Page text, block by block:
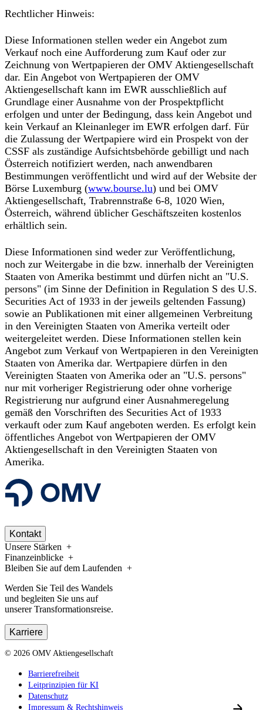
Rechtlicher Hinweis:
Diese Informationen stellen weder ein Angebot zum
Verkauf noch eine Aufforderung zum Kauf oder zur
Zeichnung von Wertpapieren der OMV Aktiengesellschaft
dar. Ein Angebot von Wertpapieren der OMV
Aktiengesellschaft kann im EWR ausschließlich auf
Grundlage einer Ausnahme von der Prospektpflicht
erfolgen und unter der Bedingung, dass kein Angebot und
kein Verkauf an Kleinanleger im EWR erfolgen darf. Für
die Zulassung der Wertpapiere wird ein Prospekt von der
CSSF als zuständige Aufsichtsbehörde gebilligt und nach
Österreich notifiziert werden, nach anwendbaren
Bestimmungen veröffentlicht und wird auf der Website der
Börse Luxemburg (www.bourse.lu) und bei OMV
Aktiengesellschaft, Trabrennstraße 6-8, 1020 Wien,
Österreich, während üblicher Geschäftszeiten kostenlos
erhältlich sein.
Diese Informationen sind weder zur Veröffentlichung,
noch zur Weitergabe in die bzw. innerhalb der Vereinigten
Staaten von Amerika bestimmt und dürfen nicht an "U.S.
persons" (im Sinne der Definition in Regulation S des U.S.
Securities Act of 1933 in der jeweils geltenden Fassung)
sowie an Publikationen mit einer allgemeinen Verbreitung
in den Vereinigten Staaten von Amerika verteilt oder
weitergeleitet werden. Diese Informationen stellen kein
Angebot zum Verkauf von Wertpapieren in den Vereinigten
Staaten von Amerika dar. Wertpapiere dürfen in den
Vereinigten Staaten von Amerika oder an "U.S. persons"
nur mit vorheriger Registrierung oder ohne vorherige
Registrierung nur aufgrund einer Ausnahmeregelung
gemäß den Vorschriften des Securities Act of 1933
verkauft oder zum Kauf angeboten werden. Es erfolgt kein
öffentliches Angebot von Wertpapieren der OMV
Aktiengesellschaft in den Vereinigten Staaten von
Amerika.
Kontakt
Unsere Stärken
Finanzeinblicke
Bleiben Sie auf dem Laufenden
Werden Sie Teil des Wandels
und begleiten Sie uns auf
unserer Transformationsreise.
Karriere
© 2026 OMV Aktiengesellschaft
Barrierefreiheit
Leitprinzipien für KI
Datenschutz
Impressum & Rechtshinweis